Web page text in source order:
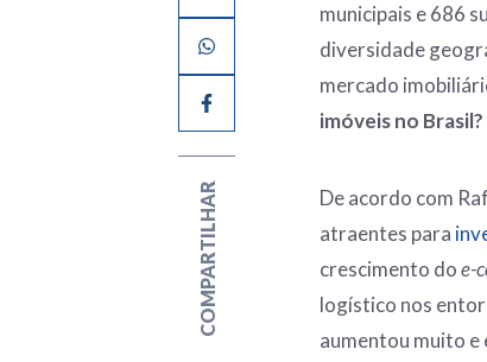
COMPARTILHAR
municipais e 686
diversidade
mercado
imóveis no Brasil?
De acordo com
atraentes para
crescimento doe-
logístico nos
aumentou muito e